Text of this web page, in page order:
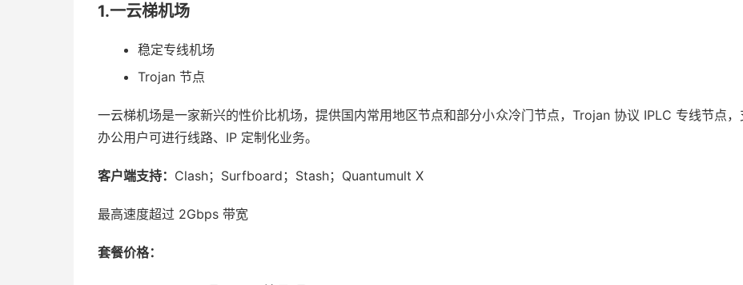
1.一云梯机场
稳定专线机场
Trojan 节点
一云梯机场是一家新兴的性价比机场，提供国内常用地区节点和部分小众冷门节点，Trojan 协议 IPLC 专线节点
办公用户可进行线路、IP 定制化业务。
客户端支持： Clash；Surfboard；Stash；Quantumult X
最高速度超过 2Gbps 带宽
套餐价格：